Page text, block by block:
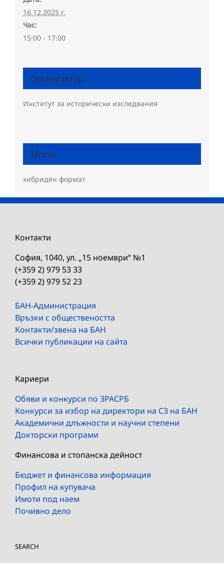
16.12.2025 г.
Час:
15:00 - 17:00
Организатор
Институт за исторически изследвания
Място
хибриден формат
Контакти
София, 1040, ул. „15 ноември“ №1
(+359 2) 979 53 33
(+359 2) 979 52 23
БАН-Администрация
Връзки с обществеността
Контакти/звена на БАН
Всички публикации на сайта
Кариери
Обяви и конкурси по ЗРАСРБ
Конкурси за избор на директори на СЗ на БАН
Академични длъжности и научни степени
Докторски програми
Финансова и стопанска дейност
Бюджет и финансова информация
Профил на купувача
Имоти под наем
Почивно дело
SEARCH